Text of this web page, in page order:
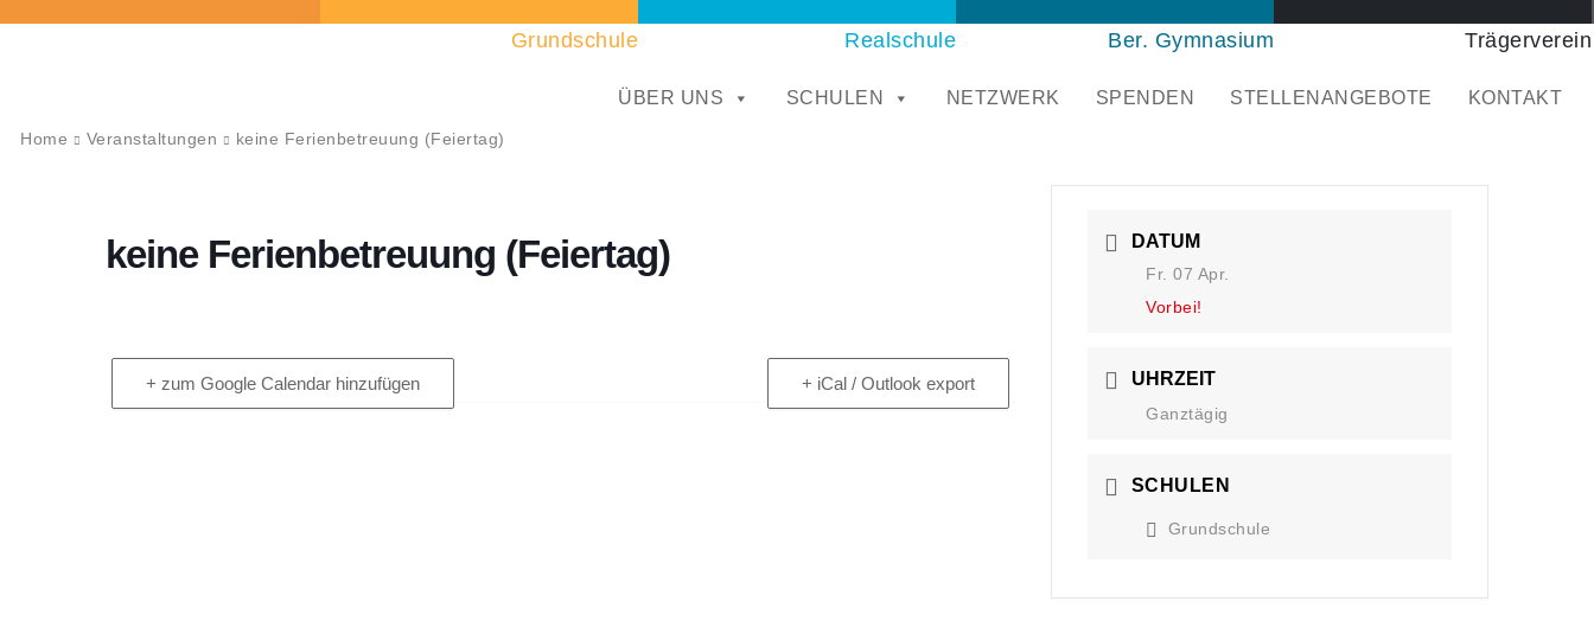
Grundschule Realschule Ber. Gymnasium Trägerverein
ÜBER UNS SCHULEN NETZWERK SPENDEN STELLENANGEBOTE KONTAKT
Home Veranstaltungen keine Ferienbetreuung (Feiertag)
keine Ferienbetreuung (Feiertag)
+ zum Google Calendar hinzufügen + iCal / Outlook export
DATUM
Fr. 07 Apr.
Vorbei!
UHRZEIT
Ganztägig
SCHULEN
Grundschule